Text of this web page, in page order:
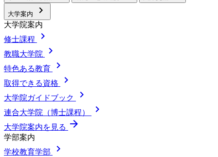
大学案内 chevron_right
大学院案内
修士課程
chevron_right
教職大学院 chevron_right
特色ある教育 chevron_right
取得できる資格 chevron_right
大学院ガイドブック chevron_right
連合大学院（博士課程） chevron_right
大学院案内を見る arrow_forward
学部案内
学校教育学部
chevron_right